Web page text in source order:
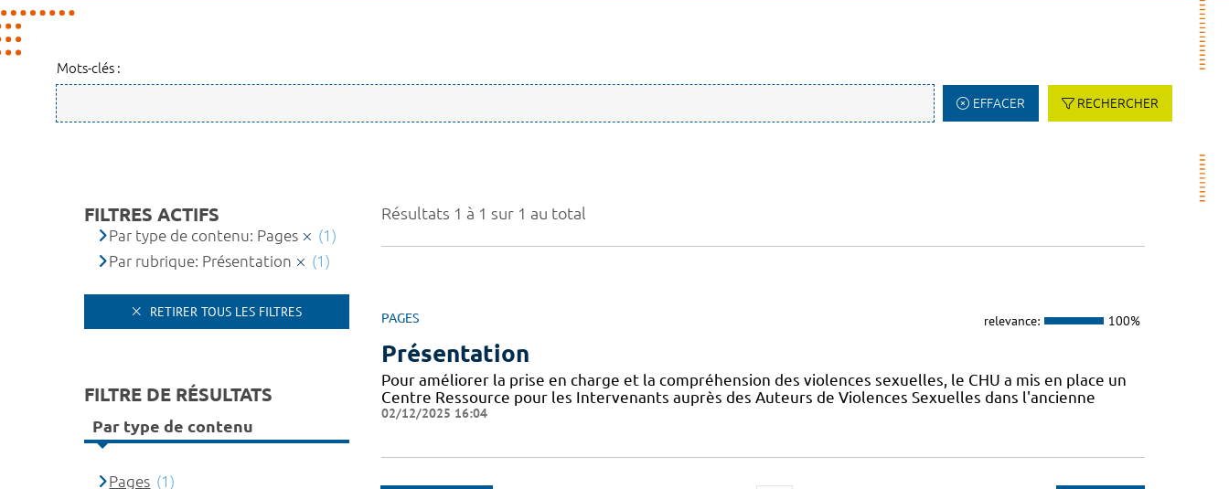
Mots-clés :
EFFACER RECHERCHER
Résultats 1 à 1 sur 1 au total
PAGES relevance: 100%
Présentation
Pour améliorer la prise en charge et la compréhension des violences sexuelles, le CHU a mis en place un
Centre Ressource pour les Intervenants auprès des Auteurs de Violences Sexuelles dans l'ancienne
02/12/2025 16:04
FILTRES ACTIFS
Par type de contenu: Pages
(1)
Par rubrique: Présentation
(1)
RETIRER TOUS LES FILTRES
FILTRE DE RÉSULTATS
Par type de contenu
Pages (1)